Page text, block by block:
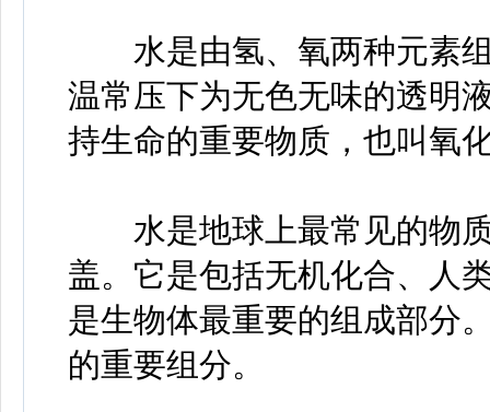
水是由氢、氧两种元素组
温常压下为无色无味的透明
持生命的重要物质，也叫氧
水是地球上最常见的物质
盖。它是包括无机化合、人
是生物体最重要的组成部分
的重要组分。